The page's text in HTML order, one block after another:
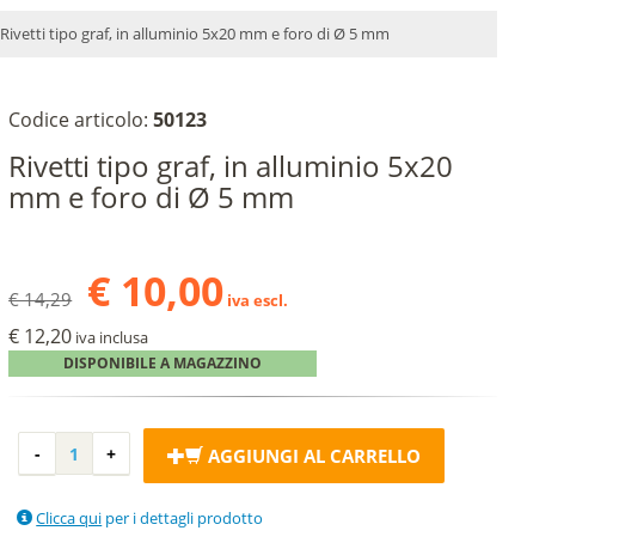
Rivetti tipo graf, in alluminio 5x20 mm e foro di Ø 5 mm
Codice articolo:50123
Rivetti tipo graf, in alluminio 5x20
mm e foro di Ø 5 mm
€ 14,29 € 10,00 iva escl.
€ 12,20 iva inclusa
DISPONIBILE A MAGAZZINO
AGGIUNGI AL CARRELLO
Clicca qui per i dettagli prodotto